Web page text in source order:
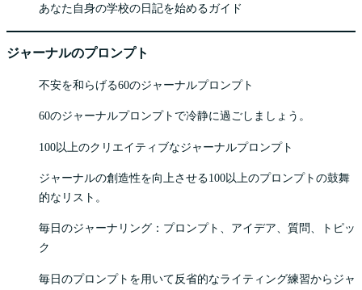
あなた自身の学校の日記を始めるガイド
ジャーナルのプロンプト
不安を和らげる60のジャーナルプロンプト
60のジャーナルプロンプトで冷静に過ごしましょう。
100以上のクリエイティブなジャーナルプロンプト
ジャーナルの創造性を向上させる100以上のプロンプトの鼓舞
的なリスト。
毎日のジャーナリング：プロンプト、アイデア、質問、トピッ
ク
毎日のプロンプトを用いて反省的なライティング練習からジャ